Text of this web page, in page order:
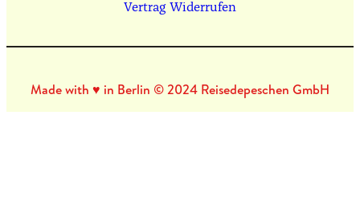
Vertrag Widerrufen
Made with ♥ in Berlin © 2024 Reisedepeschen GmbH